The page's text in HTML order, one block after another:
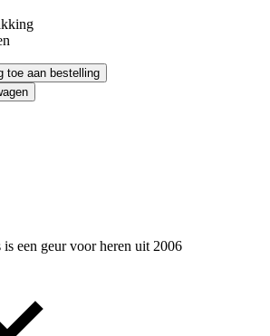
toe aan bestelling
een geur voor heren uit 2006